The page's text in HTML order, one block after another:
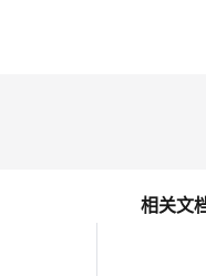
相关文